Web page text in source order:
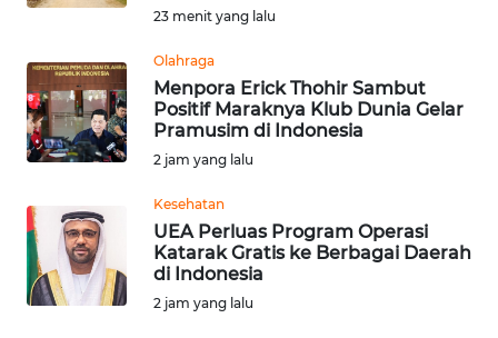
23 menit yang lalu
Olahraga
Menpora Erick Thohir Sambut
Positif Maraknya Klub Dunia Gelar
Pramusim di Indonesia
2 jam yang lalu
Kesehatan
UEA Perluas Program Operasi
Katarak Gratis ke Berbagai Daerah
di Indonesia
2 jam yang lalu
BERITA
KONTAK
KAMI
INFO
IKLAN
TENTANG
KAMI